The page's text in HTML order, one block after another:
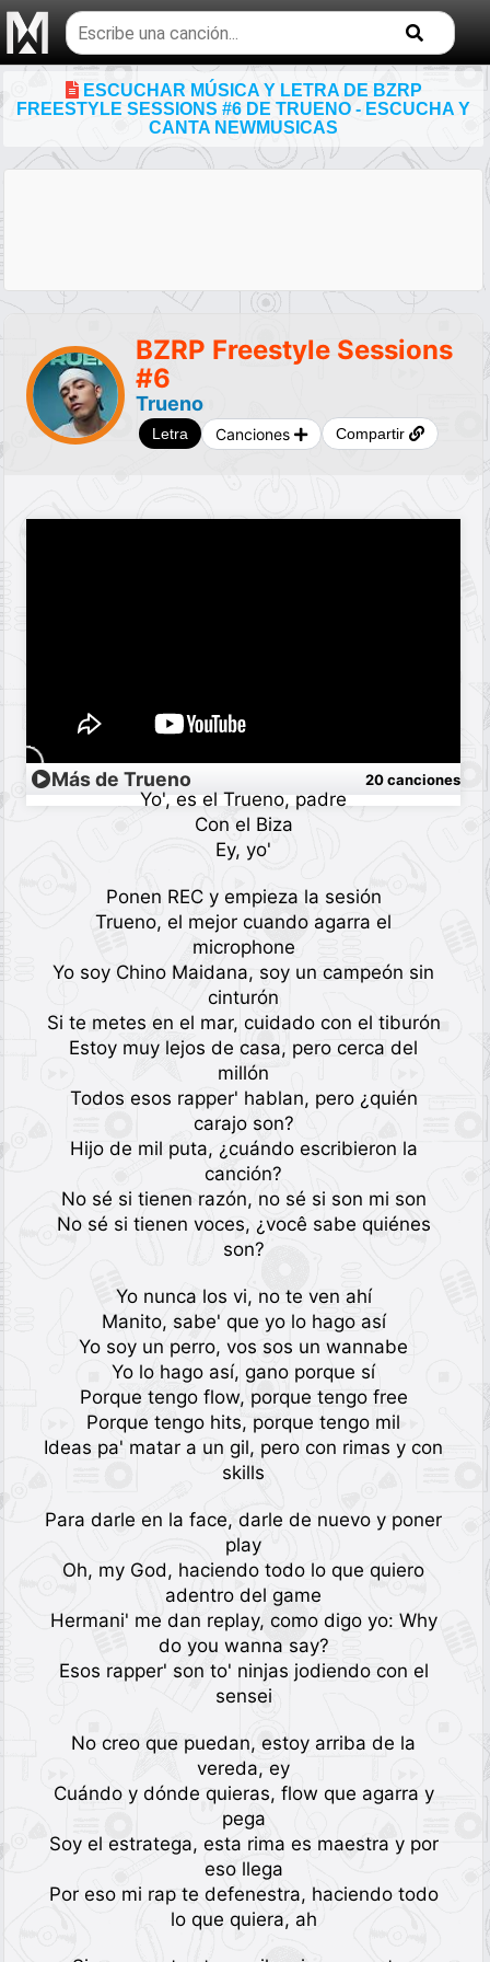
Buscar
temas
musicales
ESCUCHAR MÚSICA Y LETRA DE BZRP
FREESTYLE SESSIONS #6 DE TRUENO - ESCUCHA Y
CANTA NEWMUSICAS
BZRP Freestyle Sessions
#6
Trueno
Letra Canciones Compartir
Yo', es el Trueno, padre
Con el Biza
Ey, yo'
Ponen REC y empieza la sesión
Trueno, el mejor cuando agarra el
microphone
Yo soy Chino Maidana, soy un campeón sin
cinturón
Si te metes en el mar, cuidado con el tiburón
Estoy muy lejos de casa, pero cerca del
millón
Todos esos rapper' hablan, pero ¿quién
carajo son?
Hijo de mil puta, ¿cuándo escribieron la
canción?
No sé si tienen razón, no sé si son mi son
No sé si tienen voces, ¿você sabe quiénes
son?
Yo nunca los vi, no te ven ahí
Manito, sabe' que yo lo hago así
Yo soy un perro, vos sos un wannabe
Yo lo hago así, gano porque sí
Porque tengo flow, porque tengo free
Porque tengo hits, porque tengo mil
Ideas pa' matar a un gil, pero con rimas y con
skills
Para darle en la face, darle de nuevo y poner
play
Oh, my God, haciendo todo lo que quiero
adentro del game
Hermani' me dan replay, como digo yo: Why
do you wanna say?
Esos rapper' son to' ninjas jodiendo con el
sensei
No creo que puedan, estoy arriba de la
vereda, ey
Cuándo y dónde quieras, flow que agarra y
pega
Soy el estratega, esta rima es maestra y por
eso llega
Por eso mi rap te defenestra, haciendo todo
lo que quiera, ah
Más de Trueno 20 canciones